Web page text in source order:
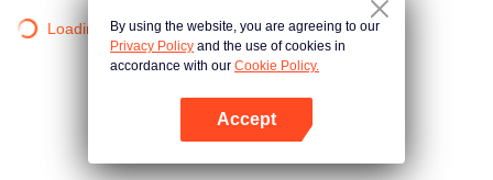
Loading…By using the website, you are agreeing to our
Privacy Policy and the use of cookies in
accordance with our Cookie Policy.
Accept